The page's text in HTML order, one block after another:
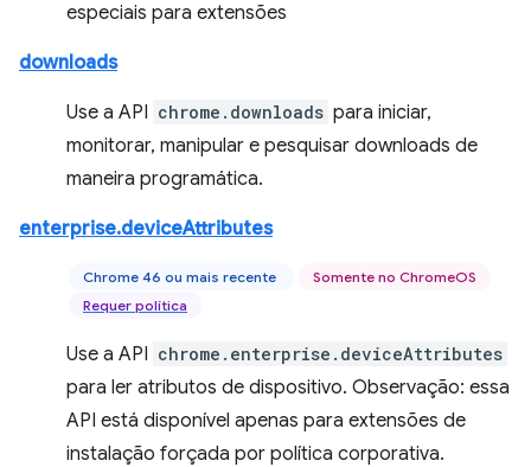
especiais para extensões
downloads
Use a API chrome.downloads para iniciar,
monitorar, manipular e pesquisar downloads de
maneira programática.
enterprise.deviceAttributes
Chrome 46 ou mais recente
Somente no ChromeOS
Requer política
Use a API chrome.enterprise.deviceAttributes
para ler atributos de dispositivo. Observação: essa
API está disponível apenas para extensões de
instalação forçada por política corporativa.